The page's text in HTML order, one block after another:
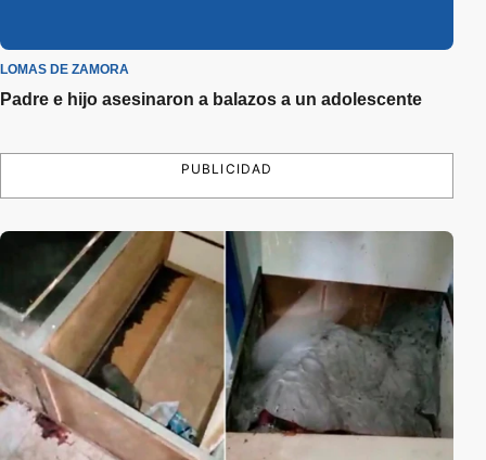
LOMAS DE ZAMORA
Padre e hijo asesinaron a balazos a un adolescente
PUBLICIDAD